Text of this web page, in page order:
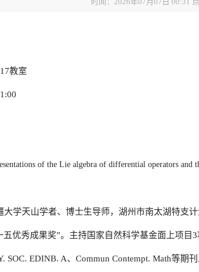
教室
of the Lie algebra of differential operators and
学天山学者、博士生导师，湖州市南太湖特支
优秀成果奖”。主持国家自然科学基金面上项
SOC. EDINB. A、Commun Contempt. Math等期